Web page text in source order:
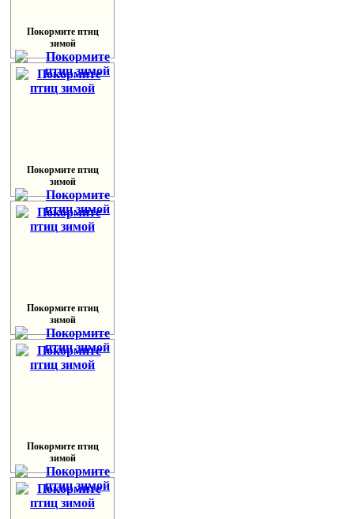
Покормите птиц
зимой
Покормите птиц
зимой
Покормите птиц
зимой
Покормите птиц
зимой